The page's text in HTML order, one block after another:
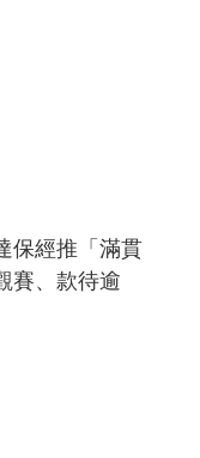
保經推「滿貫
賽、款待逾